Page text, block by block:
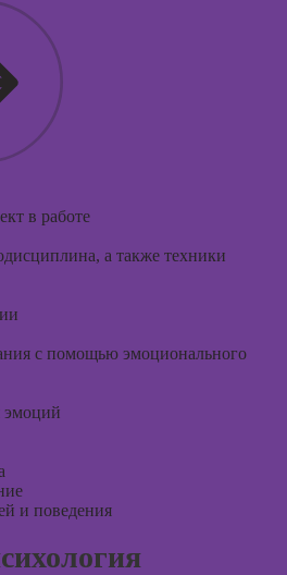
в работе
а также техники
с помощью эмоционального
эмоций
и поведения